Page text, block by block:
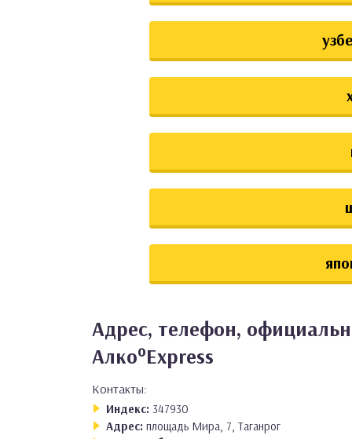
Адрес, телефон,
Алко°Express
Контакты:
Индекс: 347930
Адрес: площадь Мира, 7, Таганрог